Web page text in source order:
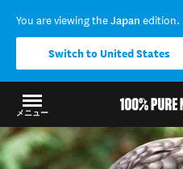
You are viewing theJapan edition.
Switch to United States
メニュー
結果に戻る